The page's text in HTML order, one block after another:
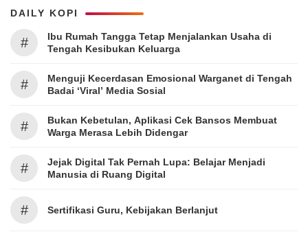
DAILY KOPI
#
Ibu Rumah Tangga Tetap Menjalankan Usaha di
Tengah Kesibukan Keluarga
#
Menguji Kecerdasan Emosional Warganet di Tengah
Badai ‘Viral’ Media Sosial
#
Bukan Kebetulan, Aplikasi Cek Bansos Membuat
Warga Merasa Lebih Didengar
#
Jejak Digital Tak Pernah Lupa: Belajar Menjadi
Manusia di Ruang Digital
# Sertifikasi Guru, Kebijakan Berlanjut